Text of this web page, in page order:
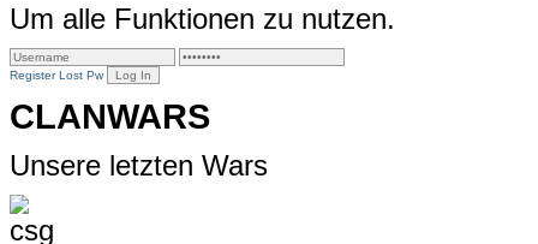
Um alle Funktionen zu nutzen.
Register Lost Pw
CLANWARS
Unsere letzten Wars